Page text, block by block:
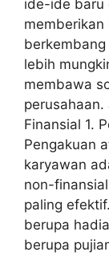
ide-ide baru
lebih
membawa
Finansial 1.
Pengakuan
karyawan
non-
paling
berupa
berupa